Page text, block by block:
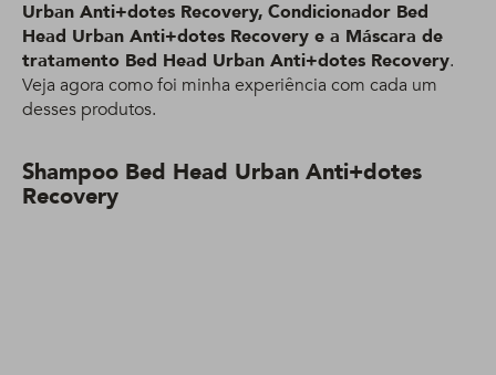
Urban Anti+dotes Recovery, Condicionador Bed
Head Urban Anti+dotes Recovery e a Máscara de
tratamento Bed Head Urban Anti+dotes Recovery.
Veja agora como foi minha experiência com cada um
desses produtos.
Shampoo Bed Head Urban Anti+dotes
Recovery